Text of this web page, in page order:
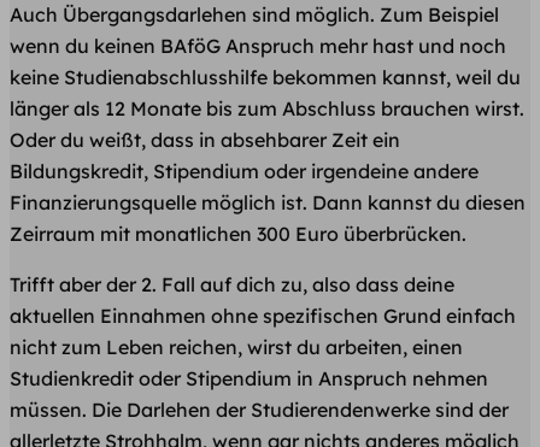
Auch Übergangsdarlehen sind möglich. Zum Beispiel
wenn du keinen BAföG Anspruch mehr hast und noch
keine Studienabschlusshilfe bekommen kannst, weil du
länger als 12 Monate bis zum Abschluss brauchen wirst.
Oder du weißt, dass in absehbarer Zeit ein
Bildungskredit, Stipendium oder irgendeine andere
Finanzierungsquelle möglich ist. Dann kannst du diesen
Zeirraum mit monatlichen 300 Euro überbrücken.
Trifft aber der 2. Fall auf dich zu, also dass deine
aktuellen Einnahmen ohne spezifischen Grund einfach
nicht zum Leben reichen, wirst du arbeiten, einen
Studienkredit oder Stipendium in Anspruch nehmen
müssen. Die Darlehen der Studierendenwerke sind der
allerletzte Strohhalm, wenn gar nichts anderes möglich